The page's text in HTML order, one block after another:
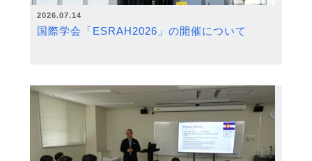
2026.07.14
国際学会「ESRAH2026」の開催について